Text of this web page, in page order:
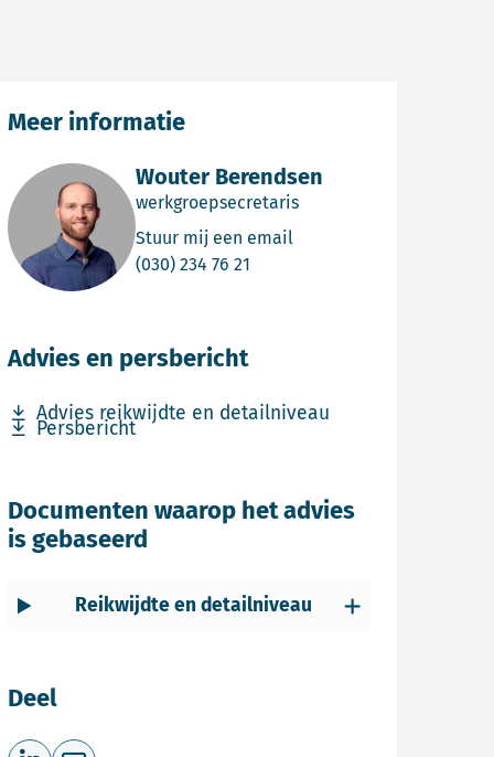
Wouter Berendsen
werkgroepsecretaris
Stuur mij een email
(030) 234 76 21
Meer informatie
Advies en persbericht
Advies reikwijdte en detailniveau
Download bestand Advies reikwijdte en detailniveau
Persbericht
Download bestand Persbericht
Documenten waarop het advies
is gebaseerd
Reikwijdte en detailniveau
Deel